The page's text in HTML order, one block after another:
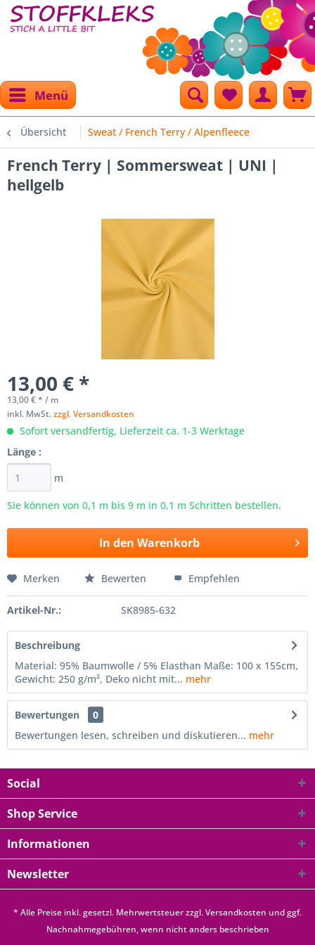
Menü
Übersicht Sweat / French Terry / Alpenfleece
French Terry | Sommersweat | UNI |
hellgelb
13,00 € *
13,00 € * / m
inkl. MwSt.zzgl. Versandkosten
Sofort versandfertig, Lieferzeit ca. 1-3 Werktage
Länge :
m
Sie können von 0,1 m bis 9 m in 0,1 m Schritten bestellen.
In den Warenkorb
Merken Bewerten Empfehlen
Artikel-Nr.: SK8985-632
Beschreibung
Material: 95% Baumwolle / 5% Elasthan Maße: 100 x 155cm,
Gewicht: 250 g/m², Deko nicht mit... mehr
Bewertungen
0
Bewertungen lesen, schreiben und diskutieren... mehr
Social
Shop Service
Informationen
Newsletter
* Alle Preise inkl. gesetzl. Mehrwertsteuer zzgl.Versandkosten und ggf.
Nachnahmegebühren, wenn nicht anders beschrieben